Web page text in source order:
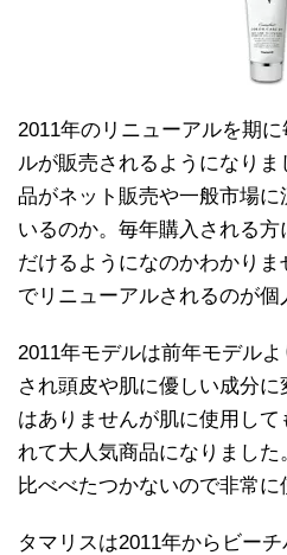
2011年のリニューアルを期
ルが販売されるようになり
品がネット販売や一般市場
いるのか。毎年購入される
だけるようになのかわかり
でリニューアルされるのが個
2011年モデルは前年モデル
され頭皮や肌に優しい成分
はありませんが肌に使用し
れて大人気商品になりました
比べべたつかないので非常に
タマリスは2011年からビー